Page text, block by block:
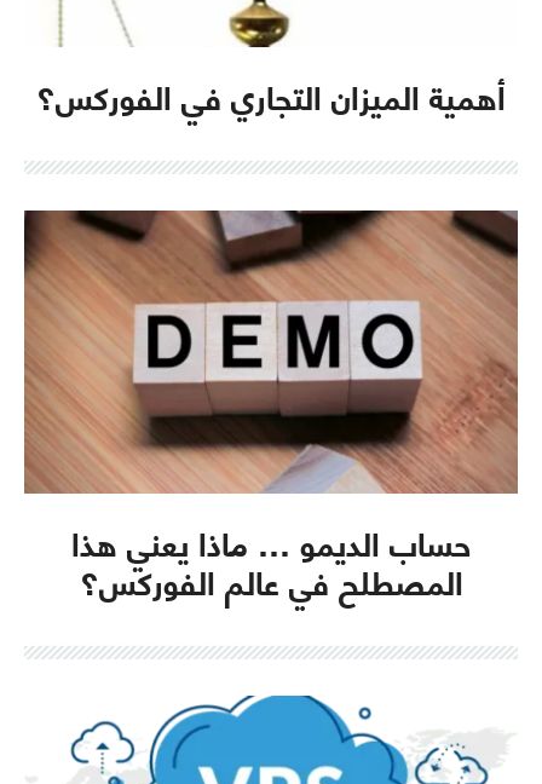
أهمية الميزان التجاري في الفوركس؟
حساب الديمو … ماذا يعني هذا
المصطلح في عالم الفوركس؟